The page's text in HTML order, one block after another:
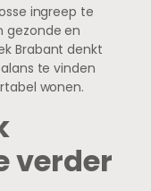
ingreep te
gezonde en
Brabant denkt
te vinden
wonen.
verder